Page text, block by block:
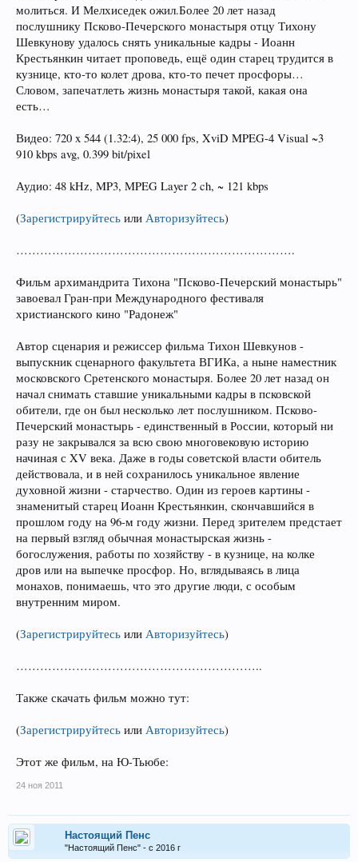
молиться. И Мелхиседек ожил.Более 20 лет назад
послушнику Псково-Печерского монастыря отцу Тихону
Шевкунову удалось снять уникальные кадры - Иоанн
Крестьянкин читает проповедь, ещё один старец трудится в
кузнице, кто-то колет дрова, кто-то печет просфоры…
Словом, запечатлеть жизнь монастыря такой, какая она
есть…
Видео: 720 x 544 (1.32:4), 25 000 fps, XviD MPEG-4 Visual ~3
910 kbps avg, 0.399 bit/pixel
Аудио: 48 kHz, MP3, MPEG Layer 2 ch, ~ 121 kbps
(Зарегистрируйтесь или Авторизуйтесь)
…………………………………………………………….
Фильм архимандрита Тихона "Псково-Печерский монастырь"
завоевал Гран-при Международного фестиваля
христианского кино "Радонеж"
Автор сценария и режиссер фильма Тихон Шевкунов -
выпускник сценарного факультета ВГИКа, а ныне наместник
московского Сретенского монастыря. Более 20 лет назад он
начал снимать ставшие уникальными кадры в псковской
обители, где он был несколько лет послушником. Псково-
Печерский монастырь - единственный в России, который ни
разу не закрывался за всю свою многовековую историю
начиная с XV века. Даже в годы советской власти обитель
действовала, и в ней сохранилось уникальное явление
духовной жизни - старчество. Один из героев картины -
знаменитый старец Иоанн Крестьянкин, скончавшийся в
прошлом году на 96-м году жизни. Перед зрителем предстает
на первый взгляд обычная монастырская жизнь -
богослужения, работы по хозяйству - в кузнице, на колке
дров или на выпечке просфор. Но, вглядываясь в лица
монахов, понимаешь, что это другие люди, с особым
внутренним миром.
(Зарегистрируйтесь или Авторизуйтесь)
……………………………………………………..
Также скачать фильм можно тут:
(Зарегистрируйтесь или Авторизуйтесь)
Этот же фильм, на Ю-Тьюбе:
24 ноя 2011
Настоящий Пенс
"Настоящий Пенс" - с 2016 г